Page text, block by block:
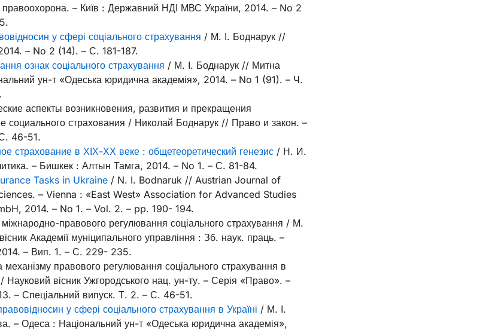
– Київ : Державний НДІ МВС України, 2014. – No 2
у сфері соціального страхування / М. І. Боднарук //
– No 2 (14). – С. 181-187.
ознак соціального страхування / М. І. Боднарук // Митна
ун-т «Одеська юридична академія», 2014. – No 1 (91). – Ч.
аспекты возникновения, развития и прекращения
социального страхования / Николай Боднарук // Право и закон. –
46-51.
страхование в ХІХ-ХХ веке : общетеоретический генезис / Н. И.
– Бишкек : Алтын Тамга, 2014. – No 1. – С. 81-84.
Tasks in Ukraine / N. I. Bodnaruk // Austrian Journal of
– Vienna : «East West» Association for Advanced Studies
2014. – No 1. – Vol. 2. – pp. 190- 194.
правового регулювання соціального страхування / М.
Академії муніципального управління : Зб. наук. праць. –
– Вип. 1. – С. 229- 235.
правового регулювання соціального страхування в
Науковий вісник Ужгородського нац. ун-ту. – Серія «Право». –
– Спеціальний випуск. Т. 2. – С. 46-51.
у сфері соціального страхування в Україні / М. І.
– Одеса : Національний ун-т «Одеська юридична академія»,